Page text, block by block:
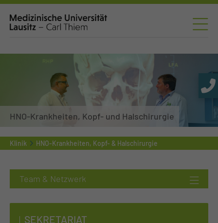
HNO-Krankheiten, Kopf- und Halschirurgie
Klinik HNO-Krankheiten, Kopf- & Halschirurgie
SEKRETARIAT